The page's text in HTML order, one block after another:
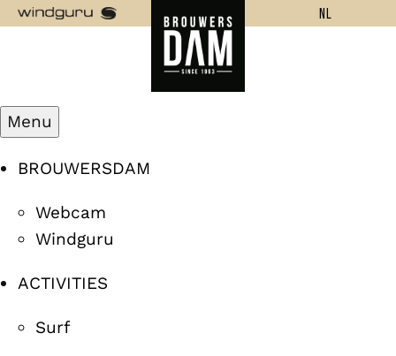
NL
Menu
BROUWERSDAM
Webcam
Windguru
ACTIVITIES
Surf